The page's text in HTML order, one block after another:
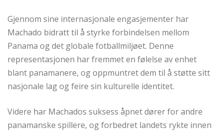
Gjennom sine internasjonale engasjementer har
Machado bidratt til å styrke forbindelsen mellom
Panama og det globale fotballmiljøet. Denne
representasjonen har fremmet en følelse av enhet
blant panamanere, og oppmuntret dem til å støtte sitt
nasjonale lag og feire sin kulturelle identitet.
Videre har Machados suksess åpnet dører for andre
panamanske spillere, og forbedret landets rykte innen